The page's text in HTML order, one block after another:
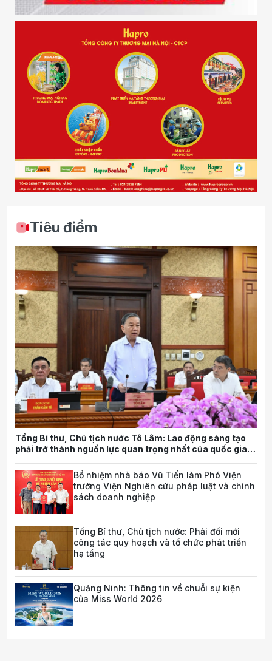
Tiêu điểm
Tổng Bí thư, Chủ tịch nước Tô Lâm: Lao động sáng tạo
phải trở thành nguồn lực quan trọng nhất của quốc gia
Bổ nhiệm nhà báo Vũ Tiến làm Phó Viện
trưởng Viện Nghiên cứu pháp luật và chính
sách doanh nghiệp
Tổng Bí thư, Chủ tịch nước: Phải đổi mới
công tác quy hoạch và tổ chức phát triển
hạ tầng
Quảng Ninh: Thông tin về chuỗi sự kiện
của Miss World 2026